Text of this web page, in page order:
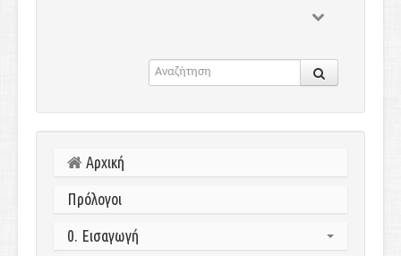
Αρχική
Πρόλογοι
0. Εισαγωγή